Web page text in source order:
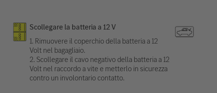
Scollegare la batteria a 12 V
1. Rimuovere il coperchio della batteria a 12
Volt nel bagagliaio.
2. Scollegare il cavo negativo della batteria a 12
Volt nel raccordo a vite e metterlo in sicurezza
contro un involontario contatto.